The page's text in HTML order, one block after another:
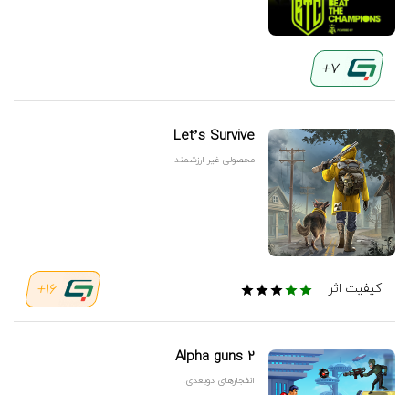
7+
Let’s Survive
محصولی غیر ارزشمند
کیفیت اثر 16+
Alpha guns 2
انفجار‌های دوبعدی!